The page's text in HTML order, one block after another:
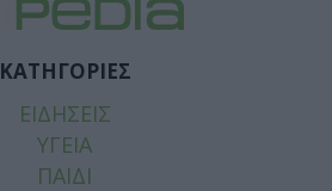
ΚΑΤΗΓΟΡΙΕΣ
ΕΙΔΗΣΕΙΣ
ΥΓΕΙΑ
ΠΑΙΔΙ